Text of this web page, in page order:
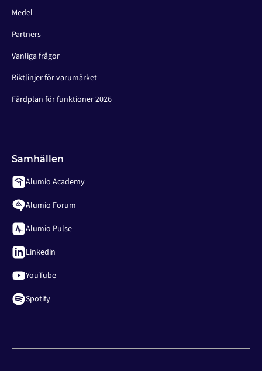
Medel
Partners
Vanliga frågor
Riktlinjer för varumärket
Färdplan för funktioner 2026
Samhällen
Alumio Academy
Alumio Forum
Alumio Pulse
Linkedin
YouTube
Spotify